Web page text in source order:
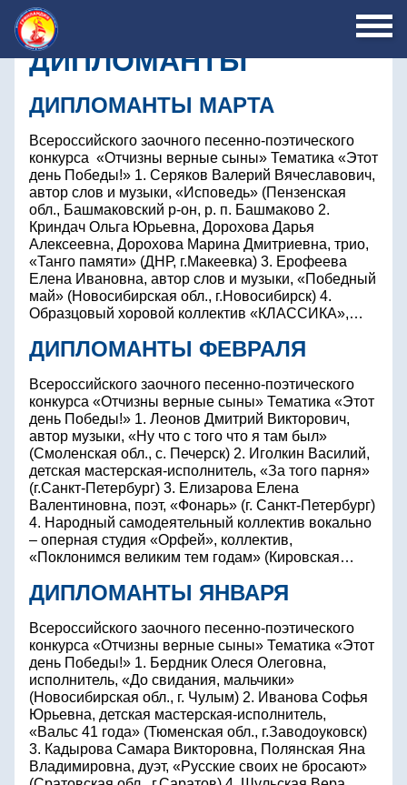
ДИПЛОМАНТЫ
ДИПЛОМАНТЫ МАРТА
Всероссийского заочного песенно-поэтического
конкурса «Отчизны верные сыны» Тематика «Этот
день Победы!» 1. Серяков Валерий Вячеславович,
автор слов и музыки, «Исповедь» (Пензенская
обл., Башмаковский р-он, р. п. Башмаково 2.
Криндач Ольга Юрьевна, Дорохова Дарья
Алексеевна, Дорохова Марина Дмитриевна, трио,
«Танго памяти» (ДНР, г.Макеевка) 3. Ерофеева
Елена Ивановна, автор слов и музыки, «Победный
май» (Новосибирская обл., г.Новосибирск) 4.
Образцовый хоровой коллектив «КЛАССИКА»,…
ДИПЛОМАНТЫ ФЕВРАЛЯ
Всероссийского заочного песенно-поэтического
конкурса «Отчизны верные сыны» Тематика «Этот
день Победы!» 1. Леонов Дмитрий Викторович,
автор музыки, «Ну что с того что я там был»
(Смоленская обл., с. Печерск) 2. Иголкин Василий,
детская мастерская-исполнитель, «За того парня»
(г.Санкт-Петербург) 3. Елизарова Елена
Валентиновна, поэт, «Фонарь» (г. Санкт-Петербург)
4. Народный самодеятельный коллектив вокально
– оперная студия «Орфей», коллектив,
«Поклонимся великим тем годам» (Кировская…
ДИПЛОМАНТЫ ЯНВАРЯ
Всероссийского заочного песенно-поэтического
конкурса «Отчизны верные сыны» Тематика «Этот
день Победы!» 1. Бердник Олеся Олеговна,
исполнитель, «До свидания, мальчики»
(Новосибирская обл., г. Чулым) 2. Иванова Софья
Юрьевна, детская мастерская-исполнитель,
«Вальс 41 года» (Тюменская обл., г.Заводоуковск)
3. Кадырова Самара Викторовна, Полянская Яна
Владимировна, дуэт, «Русские своих не бросают»